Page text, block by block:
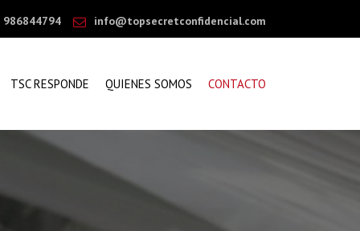
986844794 info@topsecretconfidencial.com
TSC RESPONDE QUIENES SOMOS CONTACTO